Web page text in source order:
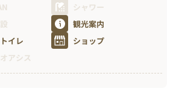
シャワー
観光案内
イレ
ショップ
アシス